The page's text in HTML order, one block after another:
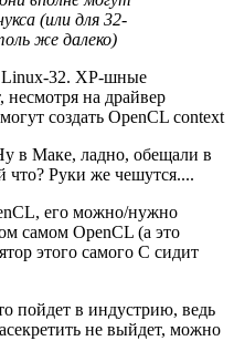
(или для 32-
же далеко)
32. XP-шные
на драйвер
создать OpenCL context
в Маке, ладно, обещали в
что? Руки же чешутся....
его можно/нужно
самом OpenCL (а это
этого самого C сидит
пойдет в индустрию, ведь
не выйдет, можно